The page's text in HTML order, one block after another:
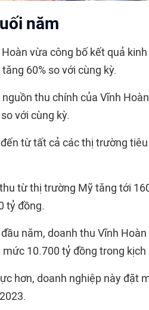
năm
Hoàn vừa công bố kết quả
60% so với cùng kỳ.
thu chính của Vĩnh
với cùng kỳ.
từ tất cả các thị trường
từ thị trường Mỹ tăng tới
tỷ đồng.
năm, doanh thu Vĩnh Hoàn
10.700 tỷ đồng trong
hơn, doanh nghiệp này đặt